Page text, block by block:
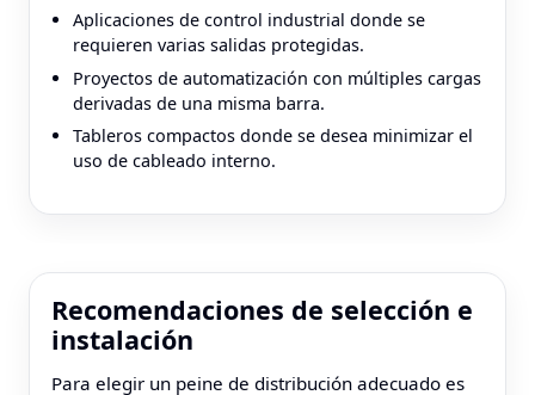
Aplicaciones de control industrial donde se
requieren varias salidas protegidas.
Proyectos de automatización con múltiples cargas
derivadas de una misma barra.
Tableros compactos donde se desea minimizar el
uso de cableado interno.
Recomendaciones de selección e
instalación
Para elegir un peine de distribución adecuado es